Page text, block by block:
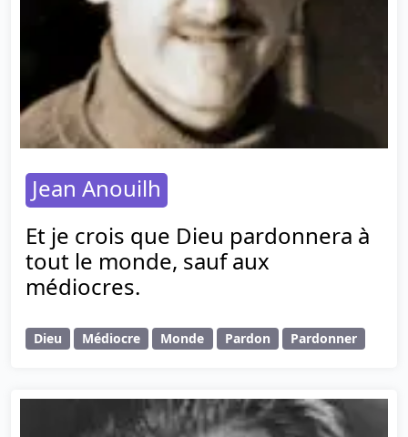
Jean Anouilh
Et je crois que Dieu pardonnera à
tout le monde, sauf aux
médiocres.
Dieu Médiocre Monde Pardon Pardonner